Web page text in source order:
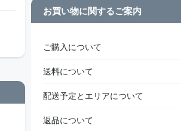
お買い物に関するご案内
ご購入について
送料について
配送予定とエリアについて
返品について